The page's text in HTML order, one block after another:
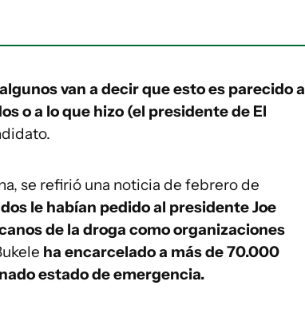
van a decir que esto es parecido a
o a lo que hizo (el presidente de El
se refirió una noticia de febrero de
le habían pedido al presidente Joe
de la droga como organizaciones
ha encarcelado a más de 70.000
estado de emergencia.